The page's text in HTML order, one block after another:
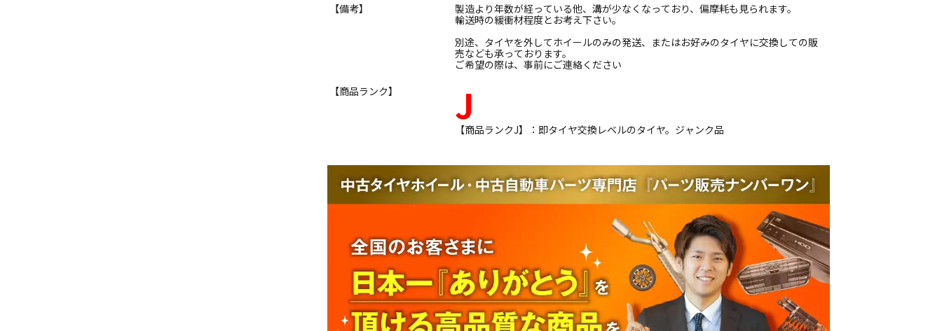
【備考】
製造より年数が経っている他、溝が少なくなっており、偏摩耗も見られます。
輸送時の緩衝材程度とお考え下さい。
別途、タイヤを外してホイールのみの発送、またはお好みのタイヤに交換しての販
売なども承っております。
ご希望の際は、事前にご連絡ください
【商品ランク】
J
【商品ランクJ】：即タイヤ交換レベルのタイヤ。ジャンク品